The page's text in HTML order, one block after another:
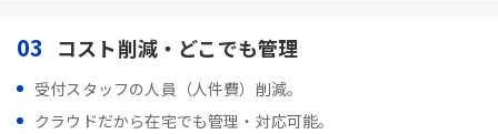
03 コスト削減・どこでも管理
受付スタッフの人員（人件費）削減。
クラウドだから在宅でも管理・対応可能。